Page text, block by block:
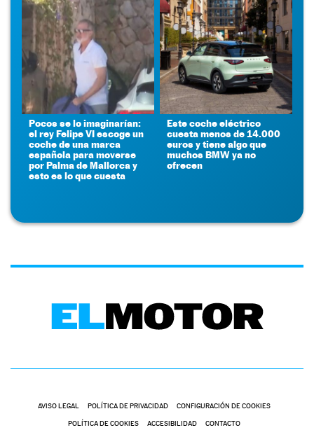
Pocos se lo imaginarían:
el rey Felipe VI escoge un
coche de una marca
española para moverse
por Palma de Mallorca y
esto es lo que cuesta
Este coche eléctrico
cuesta menos de 14.000
euros y tiene algo que
muchos BMW ya no
ofrecen
AVISO LEGAL POLÍTICA DE PRIVACIDAD CONFIGURACIÓN DE COOKIES
POLÍTICA DE COOKIES ACCESIBILIDAD CONTACTO